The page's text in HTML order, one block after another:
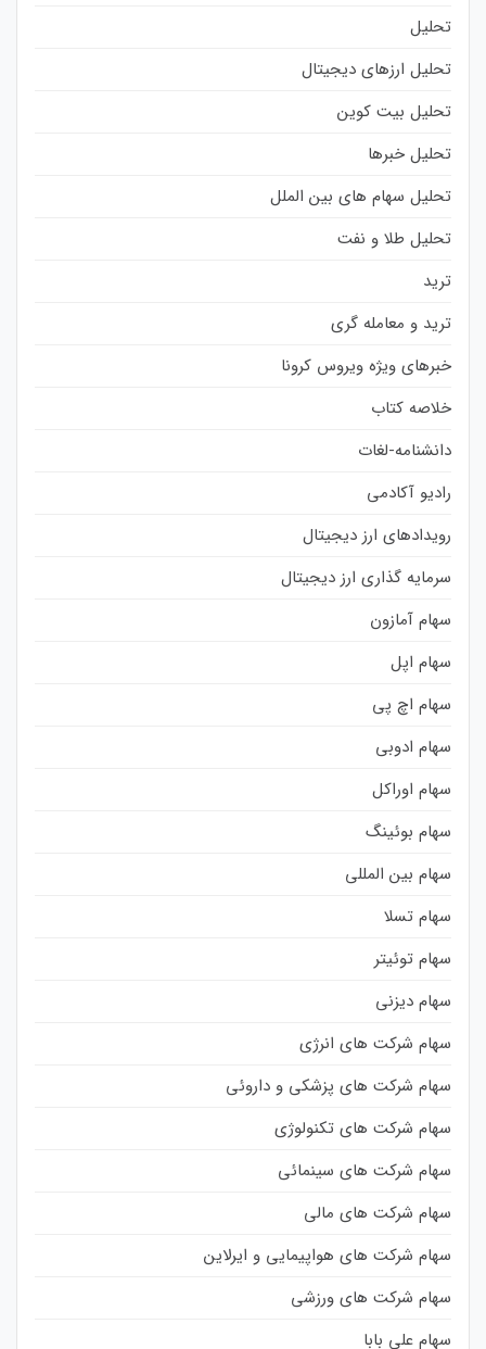
تحلیل
تحلیل ارزهای دیجیتال
تحلیل بیت کوین
تحلیل خبرها
تحلیل سهام های بین الملل
تحلیل طلا و نفت
ترید
ترید و معامله گری
خبرهای ویژه ویروس کرونا
خلاصه کتاب
دانشنامه-لغات
رادیو آکادمی
رویدادهای ارز دیجیتال
سرمایه گذاری ارز دیجیتال
سهام آمازون
سهام اپل
سهام اچ پی
سهام ادوبی
سهام اوراکل
سهام بوئینگ
سهام بین المللی
سهام تسلا
سهام توئیتر
سهام دیزنی
سهام شرکت های انرژی
سهام شرکت های پزشکی و داروئی
سهام شرکت های تکنولوژی
سهام شرکت های سینمائی
سهام شرکت های مالی
سهام شرکت های هواپیمایی و ایرلاین
سهام شرکت های ورزشی
سهام علی بابا